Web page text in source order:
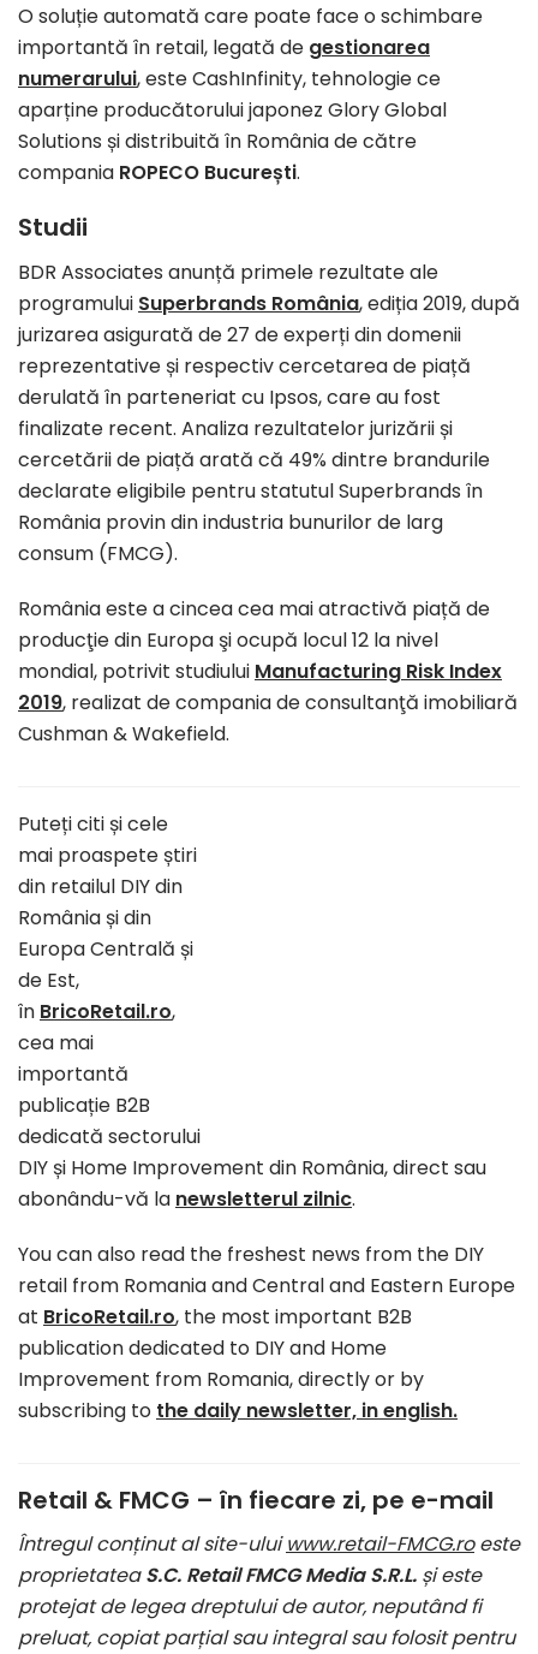
O soluție automată care poate face o schimbare
importantă în retail, legată de gestionarea
numerarului, este CashInfinity, tehnologie ce
aparține producătorului japonez Glory Global
Solutions și distribuită în România de către
compania ROPECO București.
Studii
BDR Associates anunță primele rezultate ale
programului Superbrands România, ediția 2019, după
jurizarea asigurată de 27 de experți din domenii
reprezentative și respectiv cercetarea de piață
derulată în parteneriat cu Ipsos, care au fost
finalizate recent. Analiza rezultatelor jurizării și
cercetării de piață arată că 49% dintre brandurile
declarate eligibile pentru statutul Superbrands în
România provin din industria bunurilor de larg
consum (FMCG).
România este a cincea cea mai atractivă piață de
producţie din Europa şi ocupă locul 12 la nivel
mondial, potrivit studiului Manufacturing Risk Index
2019, realizat de compania de consultanţă imobiliară
Cushman & Wakefield.
Puteți citi și cele
mai proaspete știri
din retailul DIY din
România și din
Europa Centrală și
de Est,
în BricoRetail.ro,
cea mai
importantă
publicație B2B
dedicată sectorului
DIY și Home Improvement din România, direct sau
abonându-vă la newsletterul zilnic.
You can also read the freshest news from the DIY
retail from Romania and Central and Eastern Europe
at BricoRetail.ro, the most important B2B
publication dedicated to DIY and Home
Improvement from Romania, directly or by
subscribing to the daily newsletter, in english.
Retail & FMCG – în fiecare zi, pe e-mail
Întregul conținut al site-uluiwww.retail-FMCG.roeste
proprietateaS.C. Retail FMCG Media S.R.L. și este
protejat de legea dreptului de autor, neputând fi
preluat, copiat parțial sau integral sau folosit pentru